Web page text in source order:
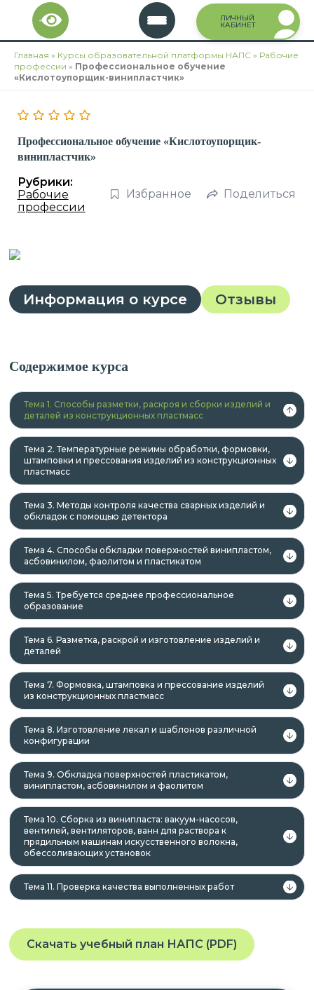
Перейти
содержимому
ЛИЧНЫЙ
КАБИНЕТ
Главная » Курсы образовательной платформы НАПС » Рабочие
профессии » Профессиональное обучение
«Кислотоупорщик-винипластчик»
Профессиональное обучение «Кислотоупорщик-
винипластчик»
Рубрики:
Рабочие
профессии
Избранное Поделиться
Информация о курсе Отзывы
Содержимое курса
Тема 1. Способы разметки, раскроя и сборки изделий и
деталей из конструкционных пластмасс
Тема 2. Температурные режимы обработки, формовки,
штамповки и прессования изделий из конструкционных
пластмасс
Тема 3. Методы контроля качества сварных изделий и
обкладок с помощью детектора
Тема 4. Способы обкладки поверхностей винипластом,
асбовинилом, фаолитом и пластикатом
Тема 5. Требуется среднее профессиональное
образование
Тема 6. Разметка, раскрой и изготовление изделий и
деталей
Тема 7. Формовка, штамповка и прессование изделий
из конструкционных пластмасс
Тема 8. Изготовление лекал и шаблонов различной
конфигурации
Тема 9. Обкладка поверхностей пластикатом,
винипластом, асбовинилом и фаолитом
Тема 10. Сборка из винипласта: вакуум-насосов,
вентилей, вентиляторов, ванн для раствора к
прядильным машинам искусственного волокна,
обессоливающих установок
Тема 11. Проверка качества выполненных работ
Скачать учебный план НАПС (PDF)